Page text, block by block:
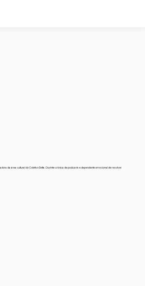
da área cultural do Coletivo Delta. Ouvinte crônica de podcasts e dependente emocional de resolver